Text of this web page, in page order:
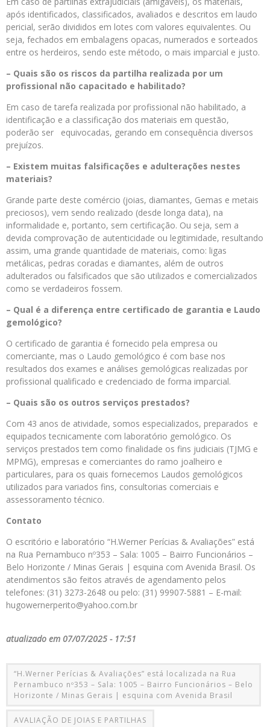
após identificados, classificados, avaliados e descritos em laudo
pericial, serão divididos em lotes com valores equivalentes. Ou
seja, fechados em embalagens opacas, numerados e sorteados
entre os herdeiros, sendo este método, o mais imparcial e justo.
– Quais são os riscos da partilha realizada por um
profissional não capacitado e habilitado?
Em caso de tarefa realizada por profissional não habilitado, a
identificação e a classificação dos materiais em questão,
poderão ser equivocadas, gerando em consequência diversos
prejuízos.
– Existem muitas falsificações e adulterações nestes
materiais?
Grande parte deste comércio (joias, diamantes, Gemas e metais
preciosos), vem sendo realizado (desde longa data), na
informalidade e, portanto, sem certificação. Ou seja, sem a
devida comprovação de autenticidade ou legitimidade, resultando
assim, uma grande quantidade de materiais, como: ligas
metálicas, pedras coradas e diamantes, além de outros
adulterados ou falsificados que são utilizados e comercializados
como se verdadeiros fossem.
– Qual é a diferença entre certificado de garantia e Laudo
gemológico?
O certificado de garantia é fornecido pela empresa ou
comerciante, mas o Laudo gemológico é com base nos
resultados dos exames e análises gemológicas realizadas por
profissional qualificado e credenciado de forma imparcial.
– Quais são os outros serviços prestados?
Com 43 anos de atividade, somos especializados, preparados e
equipados tecnicamente com laboratório gemológico. Os
serviços prestados tem como finalidade os fins judiciais (TJMG e
MPMG), empresas e comerciantes do ramo joalheiro e
particulares, para os quais fornecemos Laudos gemológicos
utilizados para variados fins, consultorias comerciais e
assessoramento técnico.
Contato
O escritório e laboratório “H.Werner Perícias & Avaliações” está
na Rua Pernambuco nº353 – Sala: 1005 – Bairro Funcionários –
Belo Horizonte / Minas Gerais | esquina com Avenida Brasil. Os
atendimentos são feitos através de agendamento pelos
telefones: (31) 3273-2648 ou pelo: (31) 99907-5881 – E-mail:
hugowernerperito@yahoo.com.br
atualizado em 07/07/2025 - 17:51
“H.Werner Perícias & Avaliações” está localizada na Rua
Pernambuco nº353 – Sala: 1005 – Bairro Funcionários – Belo
Horizonte / Minas Gerais | esquina com Avenida Brasil
AVALIAÇÃO DE JOIAS E PARTILHAS